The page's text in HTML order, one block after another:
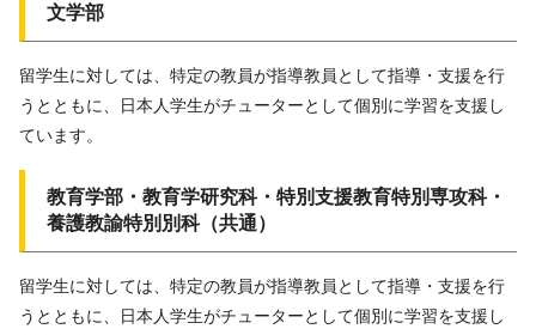
文学部
留学生に対しては、特定の教員が指導教員として指導・支援を行
うとともに、日本人学生がチューターとして個別に学習を支援し
ています。
教育学部・教育学研究科・特別支援教育特別専攻科・
養護教諭特別別科（共通）
留学生に対しては、特定の教員が指導教員として指導・支援を行
うとともに、日本人学生がチューターとして個別に学習を支援し